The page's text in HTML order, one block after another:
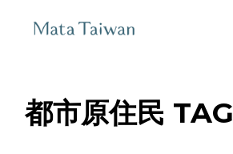
都市原住民 TAG